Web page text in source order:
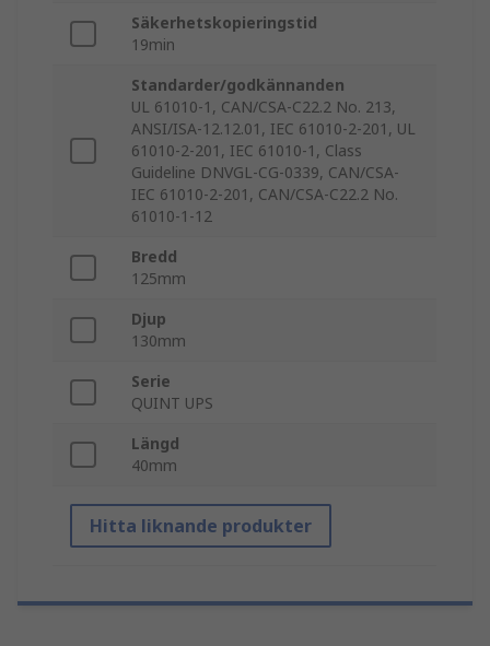
Säkerhetskopieringstid
19min
Standarder/godkännanden
UL 61010-1, CAN/CSA-C22.2 No. 213,
ANSI/ISA-12.12.01, IEC 61010-2-201, UL
61010-2-201, IEC 61010-1, Class
Guideline DNVGL-CG-0339, CAN/CSA-
IEC 61010-2-201, CAN/CSA-C22.2 No.
61010-1-12
Bredd
125mm
Djup
130mm
Serie
QUINT UPS
Längd
40mm
Hitta liknande produkter